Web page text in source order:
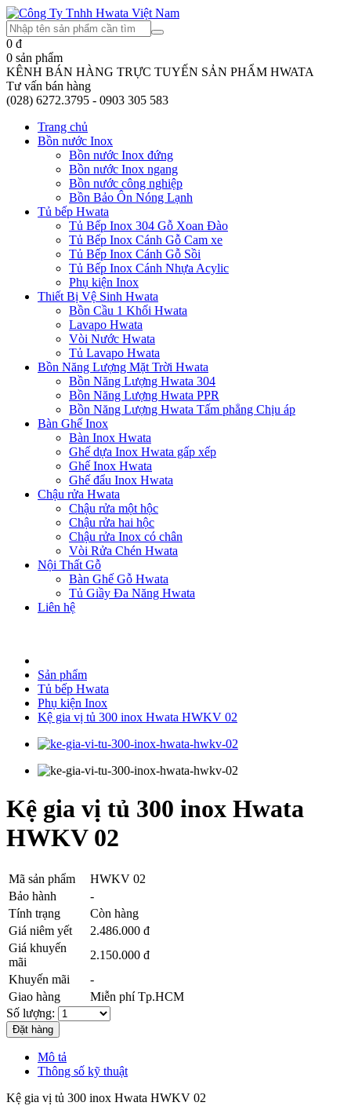
0 đ
0 sản phẩm
KÊNH BÁN HÀNG TRỰC TUYẾN SẢN PHẨM HWATA
Tư vấn bán hàng
(028) 6272.3795 - 0903 305 583
Trang chủ
Bồn nước Inox
Bồn nước Inox đứng
Bồn nước Inox ngang
Bồn nước công nghiệp
Bồn Bảo Ôn Nóng Lạnh
Tủ bếp Hwata
Tủ Bếp Inox 304 Gỗ Xoan Đào
Tủ Bếp Inox Cánh Gỗ Cam xe
Tủ Bếp Inox Cánh Gỗ Sồi
Tủ Bếp Inox Cánh Nhựa Acylic
Phụ kiện Inox
Thiết Bị Vệ Sinh Hwata
Bồn Cầu 1 Khối Hwata
Lavapo Hwata
Vòi Nước Hwata
Tủ Lavapo Hwata
Bồn Năng Lượng Mặt Trời Hwata
Bồn Năng Lượng Hwata 304
Bồn Năng Lượng Hwata PPR
Bồn Năng Lượng Hwata Tấm phẳng Chịu áp
Bàn Ghế Inox
Bàn Inox Hwata
Ghế dựa Inox Hwata gấp xếp
Ghế Inox Hwata
Ghế đẩu Inox Hwata
Chậu rửa Hwata
Chậu rửa một hộc
Chậu rửa hai hộc
Chậu rửa Inox có chân
Vòi Rửa Chén Hwata
Nội Thất Gỗ
Bàn Ghế Gỗ Hwata
Tủ Giầy Đa Năng Hwata
Liên hệ
Sản phẩm
Tủ bếp Hwata
Phụ kiện Inox
Kệ gia vị tủ 300 inox Hwata HWKV 02
Kệ gia vị tủ 300 inox Hwata
HWKV 02
Mã sản phẩm
HWKV 02
Bảo hành
-
Tính trạng
Còn hàng
Giá niêm yết
2.486.000 đ
Giá khuyến
mãi
2.150.000 đ
Khuyến mãi
-
Giao hàng
Miễn phí Tp.HCM
Số lượng:
Mô tả
Thông số kỹ thuật
Kệ gia vị tủ 300 inox Hwata HWKV 02